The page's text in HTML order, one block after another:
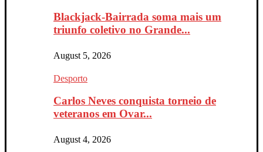
Blackjack-Bairrada soma mais um
triunfo coletivo no Grande...
August 5, 2026
Desporto
Carlos Neves conquista torneio de
veteranos em Ovar...
August 4, 2026